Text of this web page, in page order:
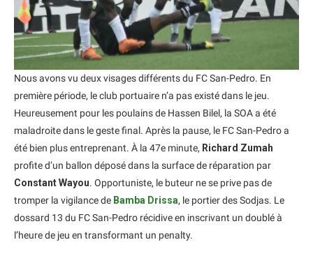
Nous avons vu deux visages différents du FC San-Pedro. En
première période, le club portuaire n’a pas existé dans le jeu.
Heureusement pour les poulains de Hassen Bilel, la SOA a été
maladroite dans le geste final. Après la pause, le FC San-Pedro a
été bien plus entreprenant. À la 47e minute, Richard Zumah
profite d’un ballon déposé dans la surface de réparation par
Constant Wayou. Opportuniste, le buteur ne se prive pas de
tromper la vigilance de Bamba Drissa, le portier des Sodjas. Le
dossard 13 du FC San-Pedro récidive en inscrivant un doublé à
l’heure de jeu en transformant un penalty.